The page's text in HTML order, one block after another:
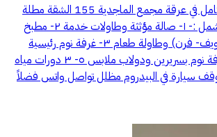
شقة للايجار مؤثثة بالكامل في عرقة مجمع الماجدية 155 الشقة مطلة
على جامعة الفنون وتشمل :- ١- صالة مؤثثة وطاولات خدمة ٢- مطبخ
بالاجهزة (ثلاجة - ماكرويف- فرن) وطاولة طعام ٣- غرفة نوم رئيسية
ودولاب ملابس ٤- غرفة نوم بسريرين ودولاب ملابس ٥- ٣ دورات مياه